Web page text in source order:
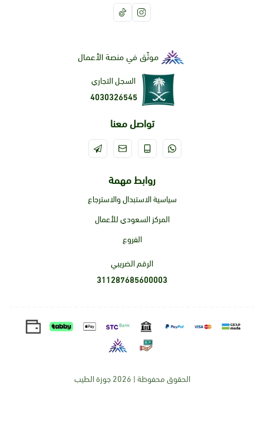
موثّق في منصة الأعمال
السجل التجاري
4030326545
تواصل معنا
روابط مهمة
سياسية الاستبدال والاسترجاع
المركز السعودي للأعمال
الفروع
الرقم الضريبي
311287685600003
الحقوق محفوظة | 2026 جوزة الطيب